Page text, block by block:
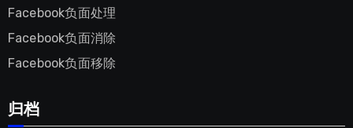
Facebook负面处理
Facebook负面消除
Facebook负面移除
归档